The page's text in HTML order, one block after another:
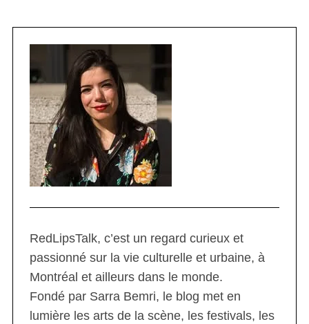
RedLipsTalk, c’est un regard curieux et
passionné sur la vie culturelle et urbaine, à
Montréal et ailleurs dans le monde.
Fondé par Sarra Bemri, le blog met en
lumière les arts de la scène, les festivals, les